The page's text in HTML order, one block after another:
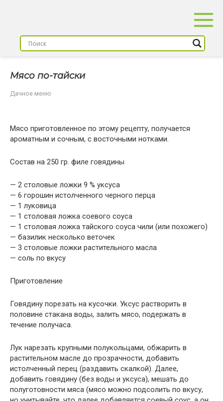
Мясо по-тайски
Дачное меню
Мясо приготовленное по этому рецепту, получается
ароматным и сочным, с восточными нотками.
Состав на 250 гр. филе говядины
— 2 столовые ложки 9 % уксуса
— 6 горошин истолченного черного перца
— 1 луковица
— 1 столовая ложка соевого соуса
— 1 столовая ложка тайского соуса чили (или похожего)
— базилик несколько веточек
— 3 столовые ложки растительного масла
— соль по вкусу
Приготовление
Говядину порезать на кусочки. Уксус растворить в
половине стакана воды, залить мясо, подержать в
течение получаса.
Лук нарезать крупными полукольцами, обжарить в
растительном масле до прозрачности, добавить
истолченный перец (раздавить скалкой). Далее,
добавить говядину (без воды и уксуса), мешать до
полуготовности мяса (мясо можно подсолить по вкусу,